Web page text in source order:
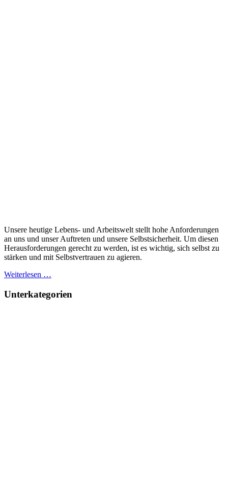
Unsere heutige Lebens- und Arbeitswelt stellt hohe Anforderungen
an uns und unser Auftreten und unsere Selbstsicherheit. Um diesen
Herausforderungen gerecht zu werden, ist es wichtig, sich selbst zu
stärken und mit Selbstvertrauen zu agieren.
Weiterlesen …
Unterkategorien